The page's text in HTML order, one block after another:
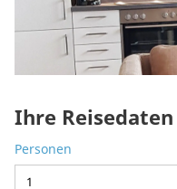
Ihre Reisedaten
Personen